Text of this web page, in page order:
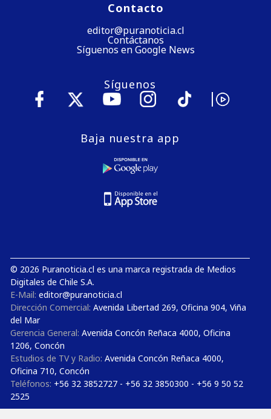
Contacto
editor@puranoticia.cl
Contáctanos
Síguenos en Google News
Síguenos
Baja nuestra app
© 2026 Puranoticia.cl es una marca registrada de Medios
Digitales de Chile S.A.
E-Mail: editor@puranoticia.cl
Dirección Comercial: Avenida Libertad 269, Oficina 904, Viña
del Mar
Gerencia General: Avenida Concón Reñaca 4000, Oficina
1206, Concón
Estudios de TV y Radio: Avenida Concón Reñaca 4000,
Oficina 710, Concón
Teléfonos: +56 32 3852727 - +56 32 3850300 - +56 9 50 52
2525